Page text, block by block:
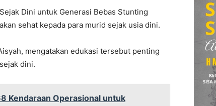
Dini untuk Generasi Bebas Stunting
sehat kepada para murid sejak usia dini.
mengatakan edukasi tersebut penting
dini.
Kendaraan Operasional untuk